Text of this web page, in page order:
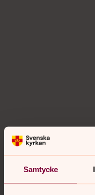
Samtycke